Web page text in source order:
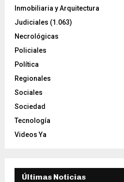
Inmobiliaria y Arquitectura
Judiciales (1.063)
Necrológicas
Policiales
Política
Regionales
Sociales
Sociedad
Tecnología
Videos Ya
Últimas Noticias